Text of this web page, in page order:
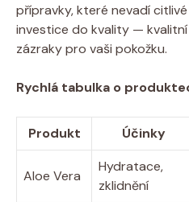
přípravky, které nevadí
investice do kvality —
zázraky pro vaši pokožku.
Rychlá tabulka o
Produkt Účinky
Aloe Vera
Hydratace,
zklidnění